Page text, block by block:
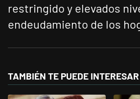
restringido y elevados
endeudamiento de los
TAMBIÉN TE PUEDE INTERESAR